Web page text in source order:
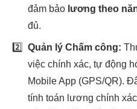
đảm bảo lương theo
đủ.
2️⃣ Quản lý Chấm công:
việc chính xác, tự động
Mobile App (GPS/QR).
tính toán lương chính